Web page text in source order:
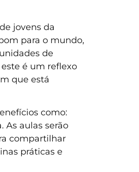
jovens da
para o mundo,
de
é um reflexo
que está
como:
As aulas serão
compartilhar
práticas e